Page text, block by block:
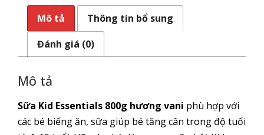
850g
lượng
Mô tả
Thông tin bổ sung
Đánh giá (0)
Mô tả
Sữa Kid Essentials 800g hương vani phù hợp với
các bé biếng ăn, sữa giúp bé tăng cân trong độ tuổi